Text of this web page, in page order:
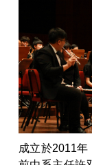
成立於2011年